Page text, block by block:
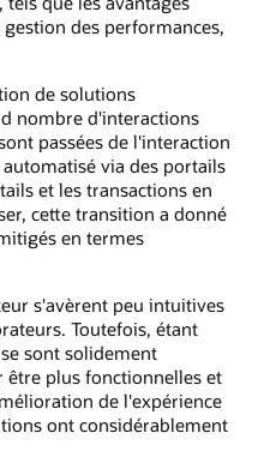
des performances,
de solutions
nombre d'interactions
passées de l'interaction
via des portails
et les transactions en
cette transition a donné
en termes
s'avèrent peu intuitives
Toutefois, étant
sont solidement
plus fonctionnelles et
de l'expérience
ont considérablement